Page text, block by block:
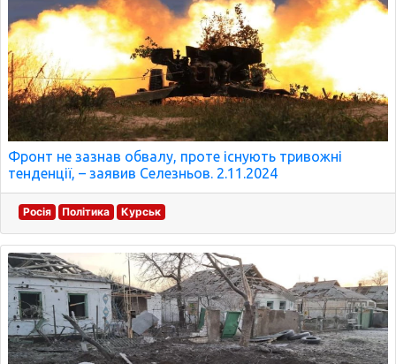
Фронт не зазнав обвалу, проте існують тривожні
тенденції, – заявив Селезньов. 2.11.2024
Росія Політика Курськ